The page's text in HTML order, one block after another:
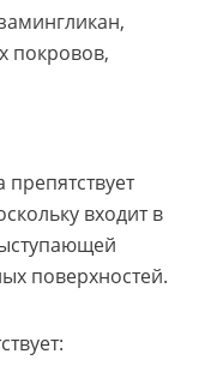
покровов,
препятствует
входит в
поверхностей.